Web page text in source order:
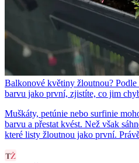
Balkonové květiny žloutnou?
barvu jako první, zjistíte, co jim
Muškáty, petúnie nebo surfinie
barvu a přestat kvést. Než však
které listy žloutnou jako první.